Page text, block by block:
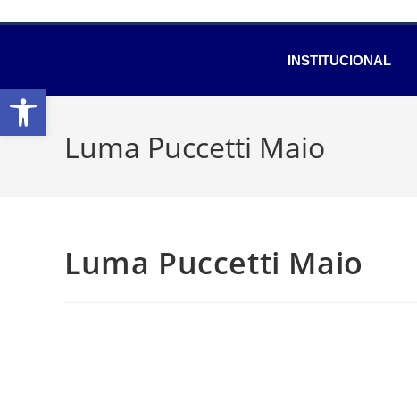
INSTITUCIONAL
Luma Puccetti Maio
Luma Puccetti Maio
Abrir a barra de ferramentas